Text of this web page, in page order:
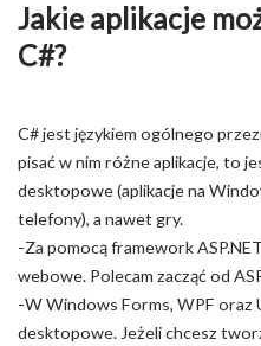
Jakie aplikacje
C#?
C# jest językiem ogólnego
pisać w nim różne aplikacje, to
desktopowe (aplikacje na
telefony), a nawet gry.
-Za pomocą framework
webowe. Polecam zacząć od
-W Windows Forms, WPF oraz
desktopowe. Jeżeli chcesz